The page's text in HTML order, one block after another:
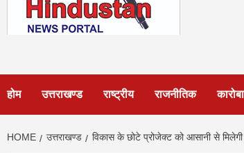
होम उत्तराखण्ड राष्ट्रीय राजनीतिक
HOME उत्तराखण्ड विकास के छोटे प्रोजेक्ट को आसानी से